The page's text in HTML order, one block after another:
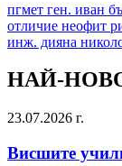
пгмет ген. иван
отличие неофит
инж. дияна
НАЙ-НОВО
23.07.2026 г.
Висшите